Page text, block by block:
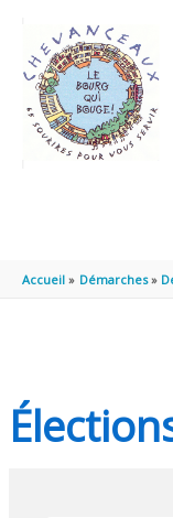
Accueil Démarches